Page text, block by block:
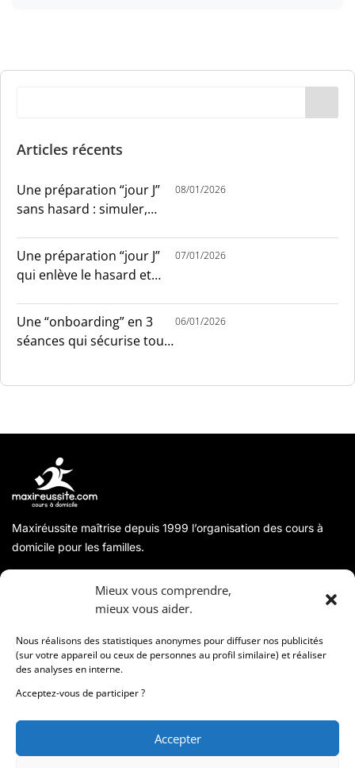
Mieux vous comprendre,
mieux vous aider.
Nous réalisons des statistiques anonymes pour diffuser nos publicités
(sur votre appareil ou ceux de personnes au profil similaire) et réaliser
des analyses en interne.
Acceptez-vous de participer ?
Accepter
Articles récents
Une préparation “jour J”
sans hasard : simuler,
08/01/2026
Une préparation “jour J”
qui enlève le hasard et
07/01/2026
Une “onboarding” en 3
séances qui sécurise tout
06/01/2026
Maxiréussite maîtrise depuis 1999 l’organisation des cours à
domicile pour les familles.
Coordonnées